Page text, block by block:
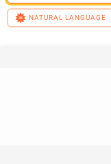
NATURAL LANGUAGE